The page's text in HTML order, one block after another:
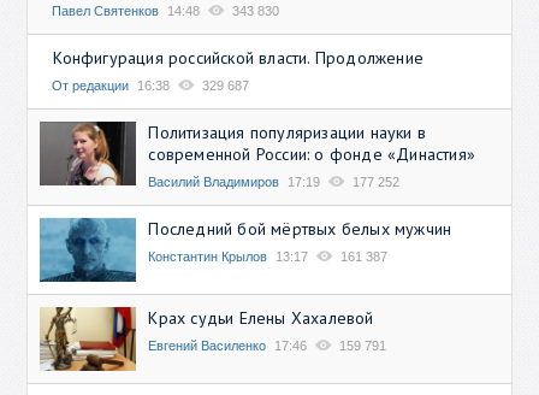
Павел Святенков 14:48 343 830
Конфигурация российской власти. Продолжение
От редакции 16:38 329 687
Политизация популяризации науки в
современной России: о фонде «Династия»
Василий Владимиров 17:19 177 252
Последний бой мёртвых белых мужчин
Константин Крылов 13:17 161 387
Крах судьи Елены Хахалевой
Евгений Василенко 17:46 159 791